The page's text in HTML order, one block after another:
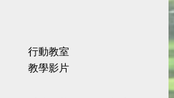
行動教室
教學影片